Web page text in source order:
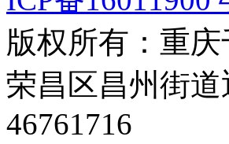
版权所有：重
荣昌区昌州街道
46761716